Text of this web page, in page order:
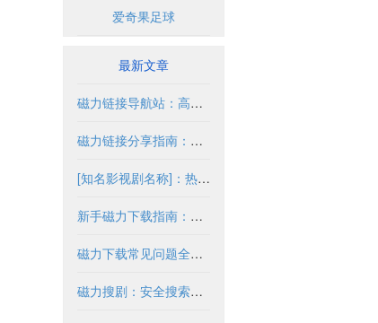
爱奇果足球
最新文章
磁力链接导航站：高效获取资源的合法途径
磁力链接分享指南：安全合法获取资源
[知名影视剧名称]：热门剧情与高清资源解析
新手磁力下载指南：新手必读完整教程
磁力下载常见问题全解析
磁力搜剧：安全搜索与合法使用指南